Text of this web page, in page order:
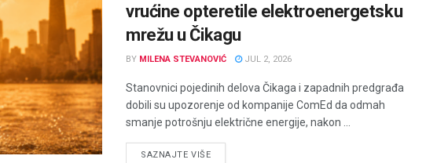
vrućine opteretile elektroenergetsku
mrežu u Čikagu
BY MILENA STEVANOVIĆ JUL 2, 2026
Stanovnici pojedinih delova Čikaga i zapadnih predgrađa
dobili su upozorenje od kompanije ComEd da odmah
smanje potrošnju električne energije, nakon ...
SAZNAJTE VIŠEDETAILS